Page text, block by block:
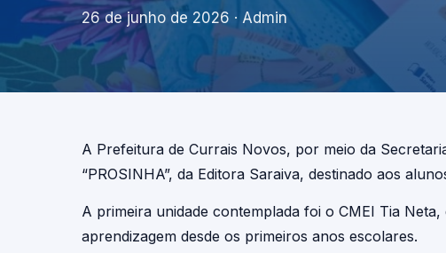
26 de junho de 2026 · Admin
A Prefeitura de Currais Novos, por meio da
“PROSINHA”, da Editora Saraiva, destinado aos
A primeira unidade contemplada foi o CMEI Tia
aprendizagem desde os primeiros anos escolares.